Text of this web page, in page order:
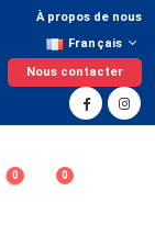
À propos de nous
Français
Nous contacter
0 0